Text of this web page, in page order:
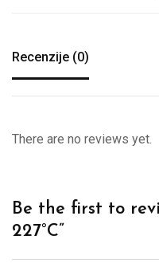
Recenzije (0)
There are no reviews yet.
Be the first to
227°C”